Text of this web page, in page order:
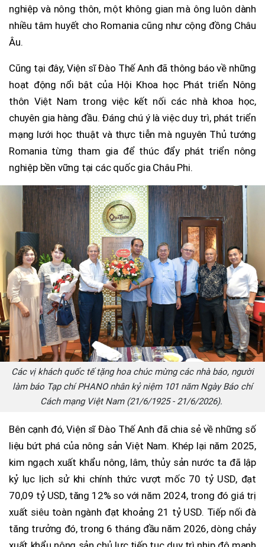
nghiệp và nông thôn, một không gian mà ông luôn dành
nhiều tâm huyết cho Romania cũng như cộng đồng Châu
Âu.
Cũng tại đây, Viện sĩ Đào Thế Anh đã thông báo về những
hoạt động nổi bật của Hội Khoa học Phát triển Nông
thôn Việt Nam trong việc kết nối các nhà khoa học,
chuyên gia hàng đầu. Đáng chú ý là việc duy trì, phát triển
mạng lưới học thuật và thực tiễn mà nguyên Thủ tướng
Romania từng tham gia để thúc đẩy phát triển nông
nghiệp bền vững tại các quốc gia Châu Phi.
Các vị khách quốc tế tặng hoa chúc mừng các nhà báo, người
làm báo Tạp chí PHANO nhân kỷ niệm 101 năm Ngày Báo chí
Cách mạng Việt Nam (21/6/1925 - 21/6/2026).
Bên cạnh đó, Viện sĩ Đào Thế Anh đã chia sẻ về những số
liệu bứt phá của nông sản Việt Nam. Khép lại năm 2025,
kim ngạch xuất khẩu nông, lâm, thủy sản nước ta đã lập
kỷ lục lịch sử khi chính thức vượt mốc 70 tỷ USD, đạt
70,09 tỷ USD, tăng 12% so với năm 2024, trong đó giá trị
xuất siêu toàn ngành đạt khoảng 21 tỷ USD. Tiếp nối đà
tăng trưởng đó, trong 6 tháng đầu năm 2026, dòng chảy